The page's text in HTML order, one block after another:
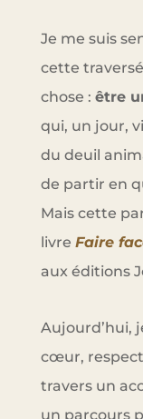
Je me suis
cette
chose : être
qui, un jour,
du deuil
de partir en
Mais cette
livre Faire
aux éditions
Aujourd’hui,
cœur, respect
travers un
un parcours